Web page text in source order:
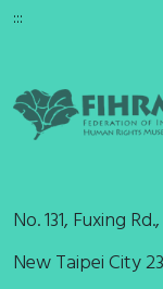
:::
No. 131, Fuxing
New Taipei City